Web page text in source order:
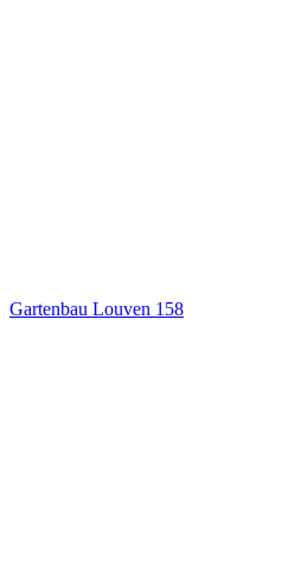
Gartenbau Louven 158